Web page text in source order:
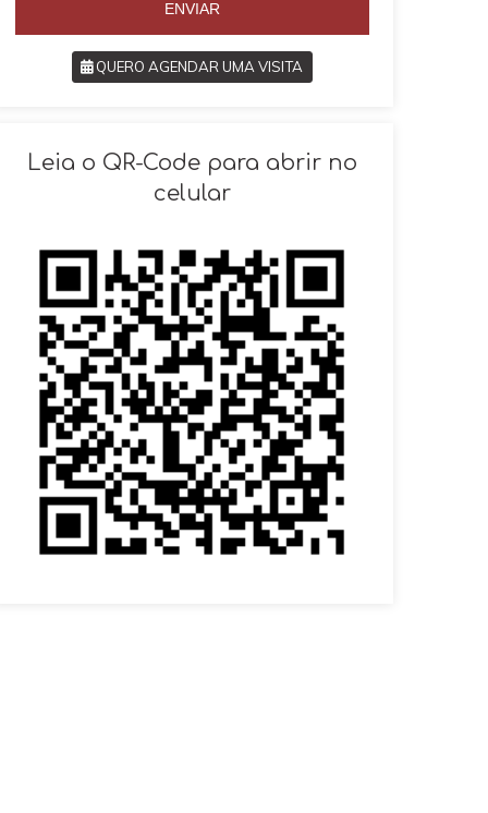
ENVIAR
QUERO AGENDAR UMA VISITA
VOLTAR
Leia o QR-Code para abrir no
celular